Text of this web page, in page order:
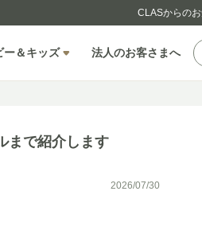
CLASからの
ー＆キッズ 法人のお客さまへ
まで紹介します
2026/07/30